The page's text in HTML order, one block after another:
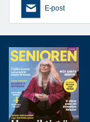
E-post